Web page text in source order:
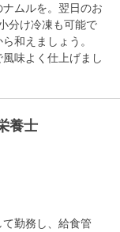
ムルを。翌日のお
分け冷凍も可能で
和えましょう。
味よく仕上げまし
養士
勤務し、給食管